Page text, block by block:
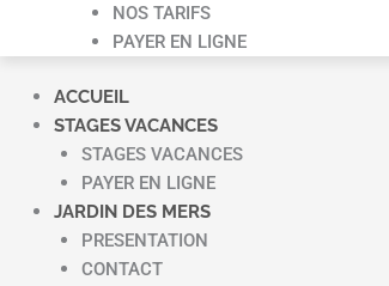
NOS TARIFS
PAYER EN LIGNE
ACCUEIL
STAGES VACANCES
STAGES VACANCES
PAYER EN LIGNE
JARDIN DES MERS
PRESENTATION
CONTACT